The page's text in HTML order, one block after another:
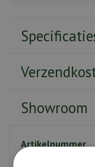
Showroom
Artikelnummer